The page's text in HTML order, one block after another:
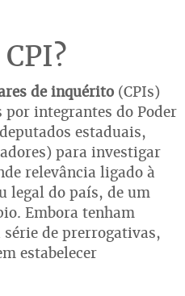
de inquérito (CPIs)
integrantes do Poder
estaduais,
para investigar
relevância ligado à
legal do país, de um
Embora tenham
série de prerrogativas,
estabelecer